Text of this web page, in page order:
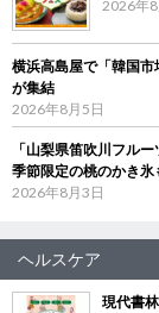
2026年8
横浜高島屋で「韓国
が集結
2026年8月5日
「山梨県笛吹川フル
季節限定の桃のかき氷
2026年8月3日
ヘルスケア
現代書